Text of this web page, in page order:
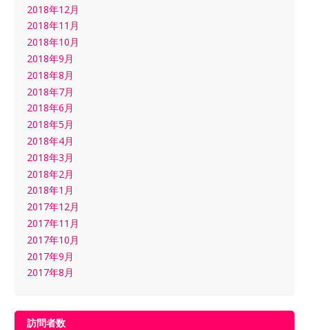
2018年12月
2018年11月
2018年10月
2018年9月
2018年8月
2018年7月
2018年6月
2018年5月
2018年4月
2018年3月
2018年2月
2018年1月
2017年12月
2017年11月
2017年10月
2017年9月
2017年8月
訪問者数